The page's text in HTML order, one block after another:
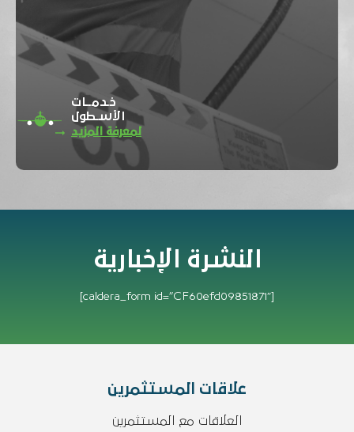
خـدمــات
الأسـطول
لمعرفة المزيد
النشرة الإخبارية
[caldera_form id=”CF60efd09851871″]
علاقات المستثمرين
العلاقات مع المستثمرين